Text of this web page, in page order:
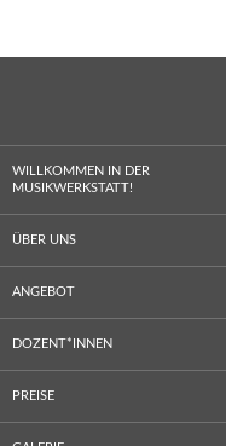
WILLKOMMEN IN DER
MUSIKWERKSTATT!
ÜBER UNS
ANGEBOT
DOZENT*INNEN
PREISE